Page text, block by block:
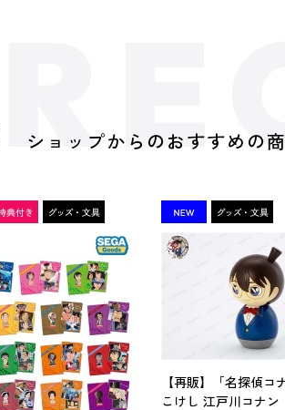
ショップからのおすすめの
【再販】「名探偵コ
こけし 江戸川コナン